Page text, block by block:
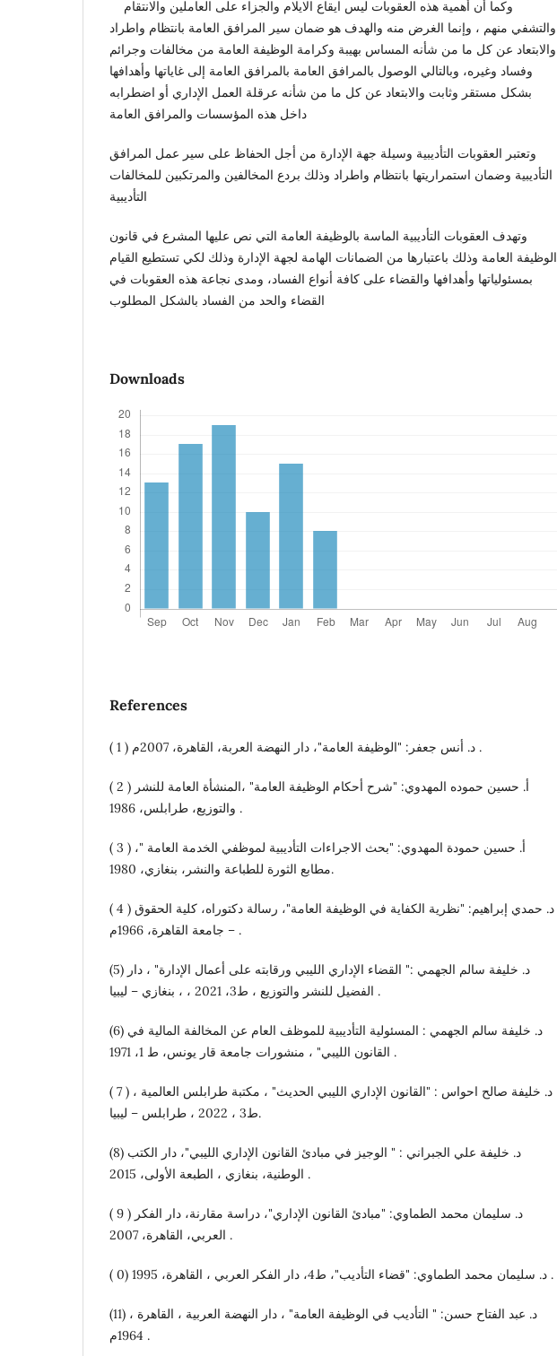
والتشفي منهم ، وإنما الغرض منه والهدف هو ضمان سير المرافق العامة بانتظام واطراد
والابتعاد عن كل ما من شأنه المساس بهيبة وكرامة الوظيفة العامة من مخالفات وجرائم
وفساد وغيره، وبالتالي الوصول بالمرافق العامة بالمرافق العامة إلى غاياتها وأهدافها
بشكل مستقر وثابت والابتعاد عن كل ما من شأنه عرقلة العمل الإداري أو اضطرابه
وتعتبر العقوبات التأديبية وسيلة جهة الإدارة من أجل الحفاظ على سير عمل المرافق
التأديبية وضمان استمراريتها بانتظام واطراد وذلك بردع المخالفين والمرتكبين للمخالفات
التأديبية
وتهدف العقوبات التأديبية الماسة بالوظيفة العامة التي نص عليها المشرع في قانون
الوظيفة العامة وذلك باعتبارها من الضمانات الهامة لجهة الإدارة وذلك لكي تستطيع القيام
بمسئولياتها وأهدافها والقضاء على كافة أنواع الفساد، ومدى نجاعة هذه العقوبات في
Downloads
References
( 1 ) د. أنس جعفر: "الوظيفة العامة"، دار النهضة العربة، القاهرة، 2007م .
( 2 ) أ. حسين حموده المهدوي: "شرح أحكام الوظيفة العامة" ،المنشأة العامة للنشر
والتوزيع، طرابلس، 1986 .
( 3 ) أ. حسين حمودة المهدوي: "بحث الاجراءات التأديبية لموظفي الخدمة العامة "،
مطابع الثورة للطباعة والنشر، بنغازي، 1980.
( 4 ) د. حمدي إبراهيم: "نظرية الكفاية في الوظيفة العامة"، رسالة دكتوراه، كلية الحقوق
– جامعة القاهرة، 1966م .
(5) د. خليفة سالم الجهمي :" القضاء الإداري الليبي ورقابته على أعمال الإدارة" ، دار
الفضيل للنشر والتوزيع ، ط3، 2021 ، ، بنغازي – ليبيا .
(6) د. خليفة سالم الجهمي : المسئولية التأديبية للموظف العام عن المخالفة المالية في
القانون الليبي" ، منشورات جامعة قار يونس، ط 1، 1971 .
( 7 ) د. خليفة صالح احواس : "القانون الإداري الليبي الحديث" ، مكتبة طرابلس العالمية ،
ط3 ، 2022 ، طرابلس – ليبيا.
(8) د. خليفة علي الجبراني : " الوجيز في مبادئ القانون الإداري الليبي"، دار الكتب
الوطنية، بنغازي ، الطبعة الأولى، 2015 .
( 9 ) د. سليمان محمد الطماوي: "مبادئ القانون الإداري"، دراسة مقارنة، دار الفكر
العربي، القاهرة، 2007 .
( 0) د. سليمان محمد الطماوي: "قضاء التأديب"، ط4، دار الفكر العربي ، القاهرة، 1995 .
(11) د. عبد الفتاح حسن: " التأديب في الوظيفة العامة" ، دار النهضة العربية ، القاهرة ،
1964م .